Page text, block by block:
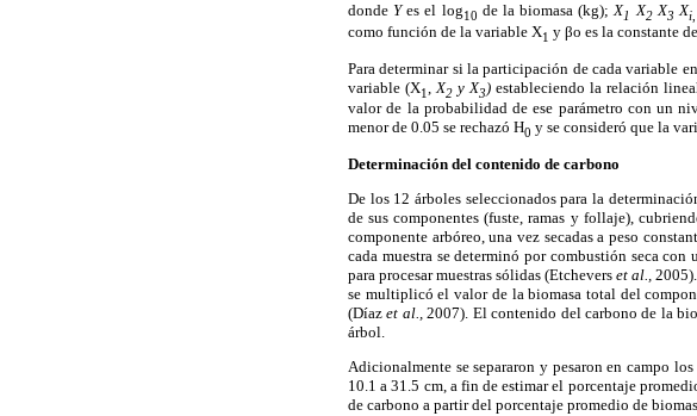
donde Yes el log10 de la biomasa (kg);X1 X2X3Xi,
como función de la variable X1 y βo es la constante
Para determinar si la participación de cada variable
variable (X1 X2 y X3) estableciendo la relación
valor de la probabilidad de ese parámetro con un
menor de 0.05 se rechazó H0 y se consideró que la
Determinación del contenido de carbono
De los 12 árboles seleccionados para la
de sus componentes (fuste, ramas y follaje),
componente arbóreo, una vez secadas a peso
cada muestra se determinó por combustión seca
para procesar muestras sólidas (Etchevers et al.,
se multiplicó el valor de la biomasa total del
(Díazet al.,2007). El contenido del carbono de la
árbol.
Adicionalmente se separaron y pesaron en campo
10.1 a 31.5 cm, a fin de estimar el porcentaje
de carbono a partir del porcentaje promedio de